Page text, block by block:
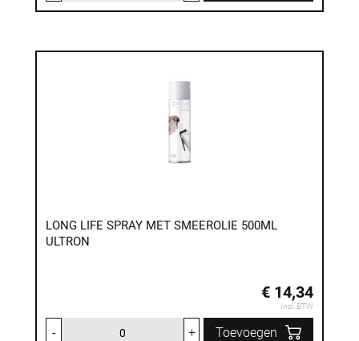
LONG LIFE SPRAY MET SMEEROLIE 500ML
ULTRON
€ 14,34
Incl. BTW
- + Toevoegen